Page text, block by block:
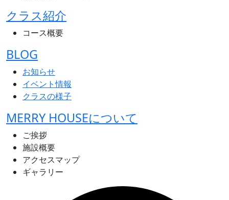
クラス紹介
コース概要
BLOG
お知らせ
イベント情報
クラスの様子
MERRY HOUSEについて
ご挨拶
施設概要
アクセスマップ
ギャラリー